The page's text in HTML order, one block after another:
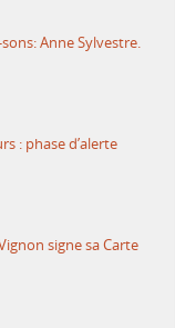
Anne Sylvestre.
: phase d’alerte
signe sa Carte